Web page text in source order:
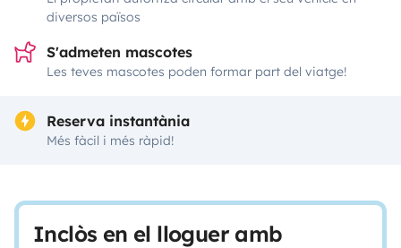
diversos països
S'admeten mascotes
Les teves mascotes poden formar part del viatge!
Reserva instantània
Més fàcil i més ràpid!
Inclòs en el lloguer amb